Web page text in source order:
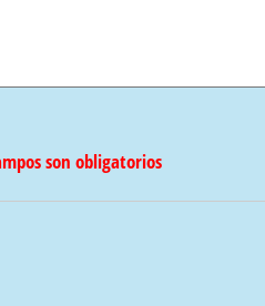
son obligatorios